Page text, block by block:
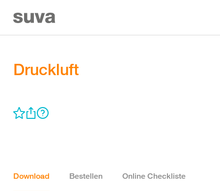
Druckluft
Download Bestellen Online Checkliste